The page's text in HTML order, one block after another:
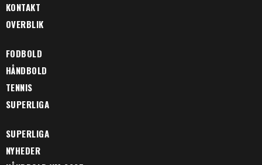
KONTAKT
OVERBLIK
FODBOLD
HÅNDBOLD
TENNIS
SUPERLIGA
SUPERLIGA
NYHEDER